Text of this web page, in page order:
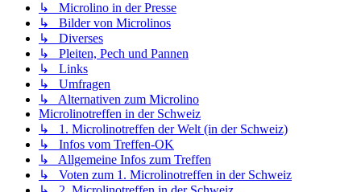
↳ Microlino in der Presse
↳ Bilder von Microlinos
↳ Diverses
↳ Pleiten, Pech und Pannen
↳ Links
↳ Umfragen
↳ Alternativen zum Microlino
Microlinotreffen in der Schweiz
↳ 1. Microlinotreffen der Welt (in der Schweiz)
↳ Infos vom Treffen-OK
↳ Allgemeine Infos zum Treffen
↳ Voten zum 1. Microlinotreffen in der Schweiz